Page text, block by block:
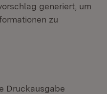
generiert, um
zu
Druckausgabe